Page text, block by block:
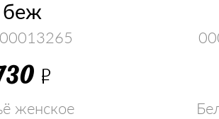
беж
Р
женское